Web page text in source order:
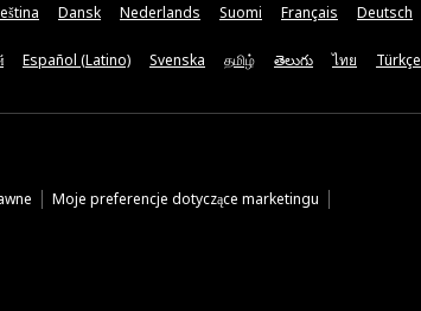
Dansk Nederlands Suomi Français Deutsch
Español (Latino) Svenska தமிழ் తెలుగు ไทย Türkçe
Moje preferencje dotyczące marketingu